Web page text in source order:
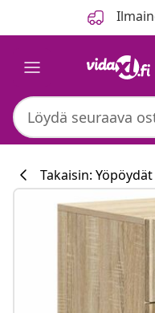
Takaisin: Yöpöydät